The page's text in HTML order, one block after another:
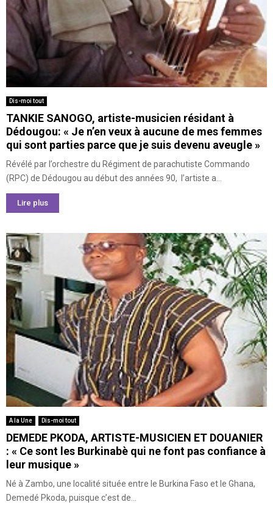
Dis-moi tout
TANKIE SANOGO, artiste-musicien résidant à
Dédougou: « Je n’en veux à aucune de mes femmes
qui sont parties parce que je suis devenu aveugle »
Révélé par l’orchestre du Régiment de parachutiste Commando
(RPC) de Dédougou au début des années 90, l’artiste a...
Lire plus
A la Une Dis-moi tout
DEMEDE PKODA, ARTISTE-MUSICIEN ET DOUANIER
: « Ce sont les Burkinabè qui ne font pas confiance à
leur musique »
Né à Zambo, une localité située entre le Burkina Faso et le Ghana,
Demedé Pkoda, puisque c’est de...